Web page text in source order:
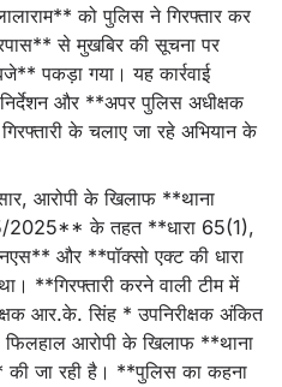
को पुलिस ने गिरफ्तार कर
से मुखबिर की सूचना पर
पकड़ा गया। यह कार्रवाई
और **अपर पुलिस अधीक्षक
के चलाए जा रहे अभियान के
आरोपी के खिलाफ **थाना
2025** के तहत **धारा 65(1),
और **पॉक्सो एक्ट की धारा
**गिरफ्तारी करने वाली टीम में
आर.के. सिंह * उपनिरीक्षक अंकित
फिलहाल आरोपी के खिलाफ **थाना
की जा रही है। **पुलिस का कहना